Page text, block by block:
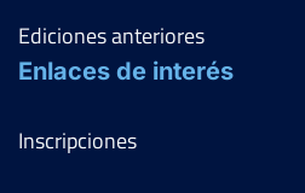
Ediciones anteriores
Enlaces de interés
Inscripciones